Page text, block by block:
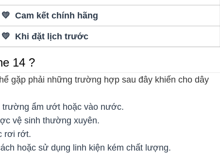
💛 Cam kết chính hãng
💛 Khi đặt lịch trước
14 ?
gặp phải những trường hợp sau đây khiến cho dây
trường ẩm ướt hoặc vào nước.
vệ sinh thường xuyên.
rơi rớt.
hoặc sử dụng linh kiện kém chất lượng.